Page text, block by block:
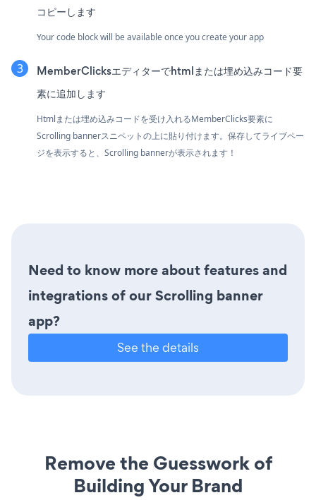
コピーします
Your code block will be available once you create your app
MemberClicksエディターでhtmlまたは埋め込みコード要
素に追加します
Htmlまたは埋め込みコードを受け入れるMemberClicks要素に
Scrolling bannerスニペットの上に貼り付けます。保存してライブペー
ジを表示すると、Scrolling bannerが表示されます！
Need to know more about features and
integrations of our Scrolling banner
app?
See the details
Remove the Guesswork of
Building Your Brand